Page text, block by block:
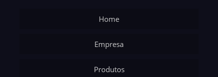
Home
Empresa
Produtos